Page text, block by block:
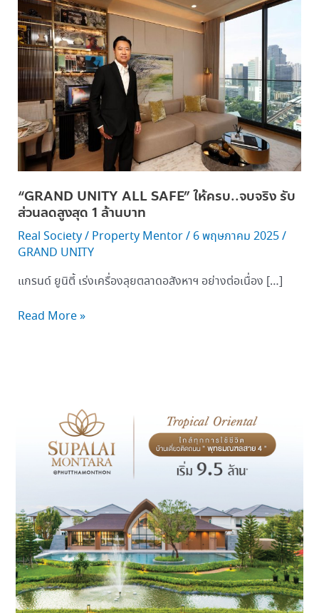
“GRAND UNITY ALL SAFE” ให้ครบ..จบจริง รับ
ส่วนลดสูงสุด 1 ล้านบาท
Real Society/ Property Mentor/ 6 พฤษภาคม 2025/
GRAND UNITY
แกรนด์ ยูนิตี้ เร่งเครื่องลุยตลาดอสังหาฯ อย่างต่อเนื่อง […]
UNITY
ALL
SAFE” ให้
ครบ..จบ
จริง
รับ
ส่วนลด
สูงสุด 1 ล้าน
บาท
Read More »